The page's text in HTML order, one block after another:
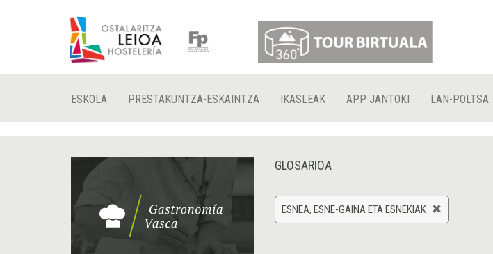
ESKOLA PRESTAKUNTZA-ESKAINTZA IKASLEAK APP JANTOKI LAN-POLTSA
GLOSARIOA
ESNEA, ESNE-GAINA ETA ESNEKIAK